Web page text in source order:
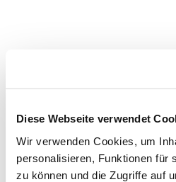
Diese Webseite verwendet
Wir verwenden Cookies, um
personalisieren, Funktionen für
zu können und die Zugriffe auf